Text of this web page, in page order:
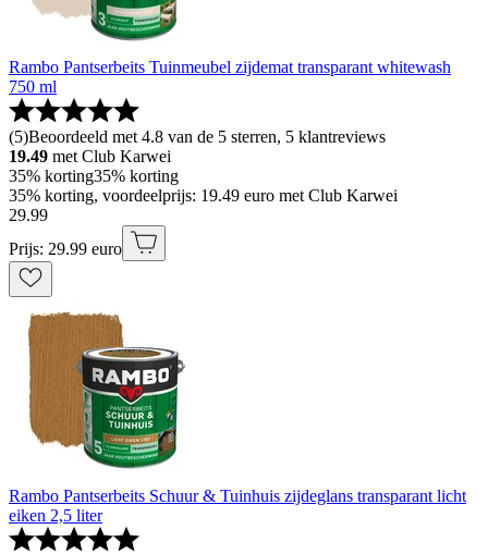
Rambo Pantserbeits Tuinmeubel zijdemat transparant whitewash
750 ml
(5)Beoordeeld met 4.8 van de 5 sterren, 5 klantreviews
19.49 met Club Karwei
35% korting35% korting
35% korting, voordeelprijs: 19.49 euro met Club Karwei
29.99
Prijs: 29.99 euro
Rambo Pantserbeits Schuur & Tuinhuis zijdeglans transparant licht
eiken 2,5 liter